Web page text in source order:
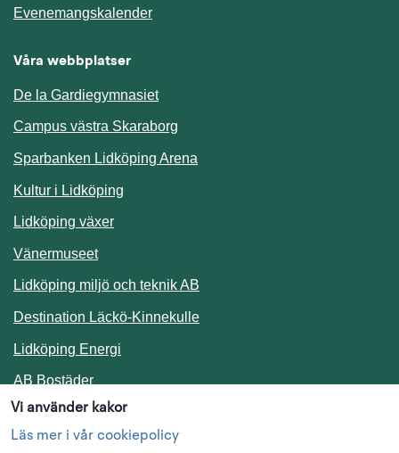
Vi använder kakor
Läs mer i vår cookiepolicy
EvenemangskalenderLänk till annan webbplats.
Våra webbplatser
De la Gardiegymnasiet
Campus västra Skaraborg
Sparbanken Lidköping Arena
Kultur i Lidköping
Lidköping växer
Vänermuseet
Lidköping miljö och teknik AB
Destination Läckö-KinnekulleLänk till annan webbplats.
Lidköping Energi
AB BostäderLänk till annan webbplats.
Följ oss i sociala medier